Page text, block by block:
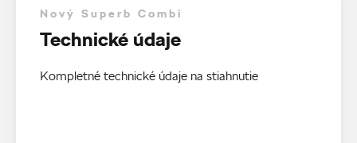
Nový Superb Combi
Technické údaje
Kompletné technické údaje na stiahnutie